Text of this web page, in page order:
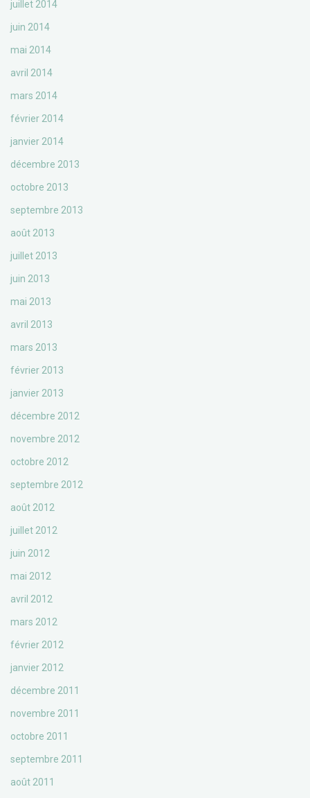
juillet 2014
juin 2014
mai 2014
avril 2014
mars 2014
février 2014
janvier 2014
décembre 2013
octobre 2013
septembre 2013
août 2013
juillet 2013
juin 2013
mai 2013
avril 2013
mars 2013
février 2013
janvier 2013
décembre 2012
novembre 2012
octobre 2012
septembre 2012
août 2012
juillet 2012
juin 2012
mai 2012
avril 2012
mars 2012
février 2012
janvier 2012
décembre 2011
novembre 2011
octobre 2011
septembre 2011
août 2011